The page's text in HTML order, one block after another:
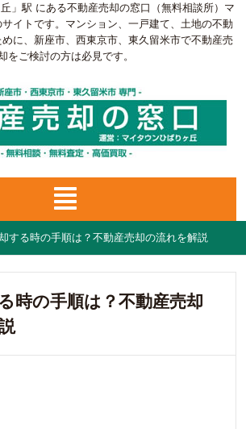
」駅 にある不動産売却の窓口（無料相談所）マ
イトです。マンション、一戸建て、土地の不動
に、新座市、西東京市、東久留米市で不動産売
をご検討の方は必見です。
する時の手順は？不動産売却の流れを解説
時の手順は？不動産売却